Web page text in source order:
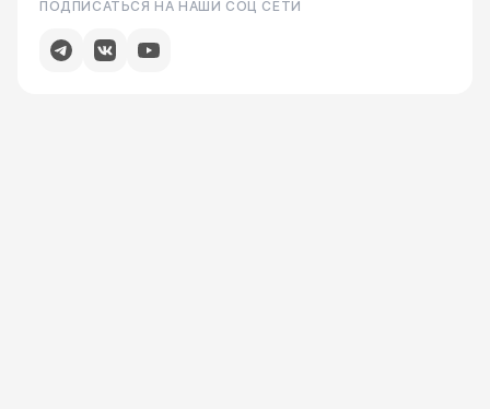
ПОДПИСАТЬСЯ НА НАШИ СОЦ СЕТИ